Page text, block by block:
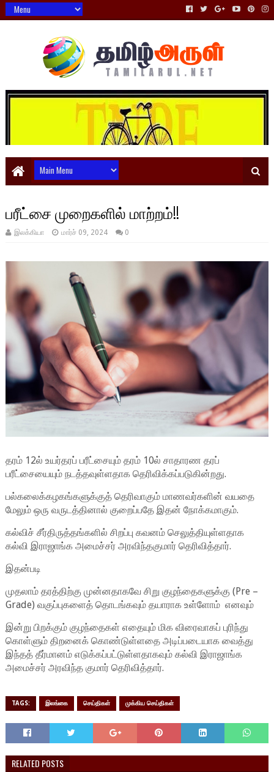
பரீட்சை முறைகளில் மாற்றம்!!
இலக்கியா மார்ச் 09, 2024 0
தரம் 12ல் உயர்தரப் பரீட்சையும் தரம் 10ல் சாதாரண தரப்
பரீட்சையையும் நடத்தவுள்ளதாக தெரிவிக்கப்படுகின்றது.
பல்கலைக்கழகங்களுக்குத் தெரிவாகும் மாணவர்களின் வயதை
மேலும் ஒரு வருடத்தினால் குறைப்பதே இதன் நோக்கமாகும்.
கல்விச் சீர்திருத்தங்களில் சிறப்பு கவனம் செலுத்தியுள்ளதாக
கல்வி இராஜாங்க அமைச்சர் அரவிந்தகுமார் தெரிவித்தார்.
இதன்படி
முதலாம் தரத்திற்கு முன்னதாகவே சிறு குழந்தைகளுக்கு (Pre –
Grade) வகுப்புகளைத் தொடங்கவும் தயாராக உள்ளோம் எனவும்
இன்று பிறக்கும் குழந்தைகள் எதையும் மிக விரைவாகப் புரிந்து
கொள்ளும் திறனைக் கொண்டுள்ளதை அடிப்படையாக வைத்து
இந்தத் தீர்மானம் எடுக்கப்பட்டுள்ளதாகவும் கல்வி இராஜாங்க
அமைச்சர் அரவிந்த குமார் தெரிவித்தார்.
TAGS: இலங்கை செய்திகள் முக்கிய செய்திகள்
RELATED POSTS